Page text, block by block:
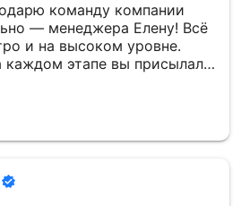
команду компании
— менеджера Елену! Всё
и на высоком уровне.
каждом этапе вы присылали
— это давало уверенность
спасибо за то, что
к памятной
профессионализм и
🙏